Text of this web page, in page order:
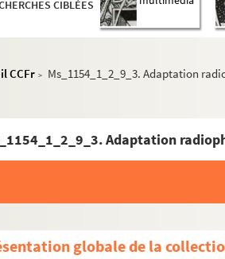
CIBLÉES
CCFr > Ms_1154_1_2_9_3. Adaptation
Adaptation
globale de la
Oeuvre écrite